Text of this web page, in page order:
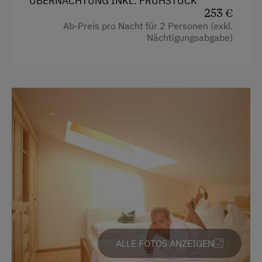
Sanfter Winter
Schneeschuhwandern
Geführte Schneeschuhwanderungen
Skitouren sind direkt ab Hof möglich
Kulinarik / Genuss
Bauernhöfe mit öffentlich zugänglicher
253 €
Ab-Preis pro Nacht für 2 Personen (exkl.
Nächtigungsabgabe)
ALLE FOTOS ANZEIGEN